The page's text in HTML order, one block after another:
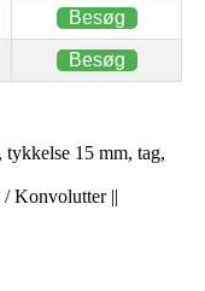
Besøg
Besøg
15 mm, tag,
Konvolutter ||